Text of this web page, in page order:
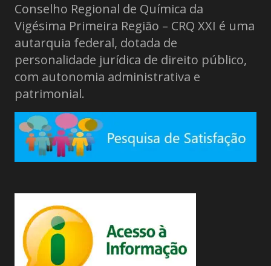
Conselho Regional de Química da
Vigésima Primeira Região – CRQ XXI é uma
autarquia federal, dotada de
personalidade jurídica de direito público,
com autonomia administrativa e
patrimonial.